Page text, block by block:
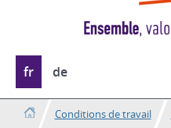
Changer
de
langue
fr de
Conditions de travail